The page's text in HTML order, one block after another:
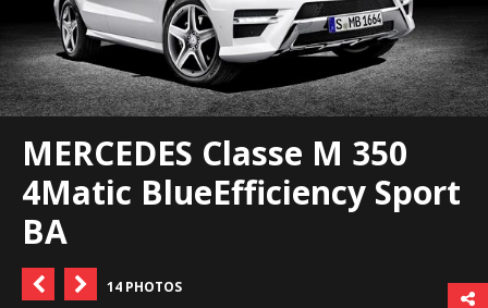
MERCEDES Classe M 350
4Matic BlueEfficiency Sport
BA
14 PHOTOS